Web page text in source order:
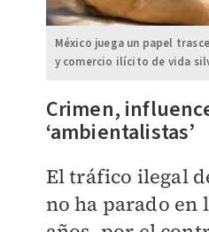
México juega un papel
y comercio ilícito de vida
Crimen,
‘ambientalistas’
El tráfico ilegal
no ha parado en